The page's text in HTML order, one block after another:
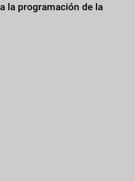
la programación de la